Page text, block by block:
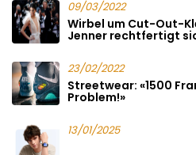
09/03/2022
Wirbel um Cut-Out-
Jenner rechtfertigt
23/02/2022
Streetwear: «1500
Problem!»
13/01/2025